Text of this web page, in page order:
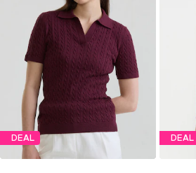
DEAL DEAL